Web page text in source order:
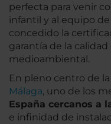
perfecta para venir
infantil y al equipo de
concedido la
garantía de la
medioambiental.
En pleno centro de
Málaga, uno de los
España cercanos a
e infinidad de